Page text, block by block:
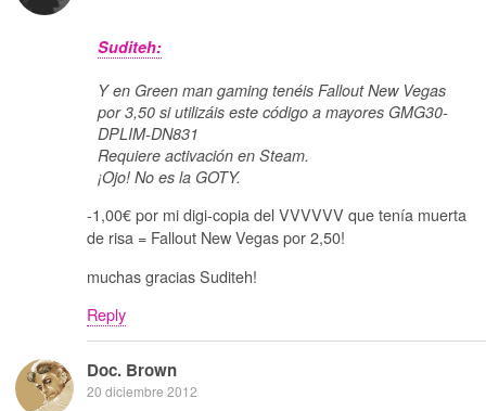
Suditeh:
Y en Green man gaming tenéis Fallout New Vegas
por 3,50 si utilizáis este código a mayores GMG30-
DPLIM-DN831
Requiere activación en Steam.
¡Ojo! No es la GOTY.
-1,00€ por mi digi-copia del VVVVVV que tenía muerta
de risa = Fallout New Vegas por 2,50!
muchas gracias Suditeh!
Reply
Doc. Brown
20 diciembre 2012